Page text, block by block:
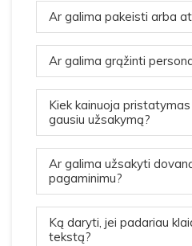
Ar galima pakeisti arba
Ar galima grąžinti
Kiek kainuoja
gausiu užsakymą?
Ar galima užsakyti
pagaminimu?
Ką daryti, jei padariau
tekstą?